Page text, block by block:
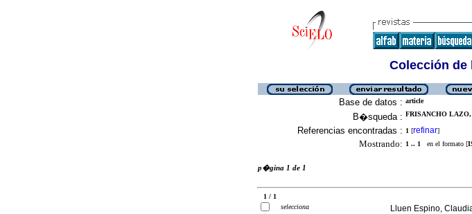
Colección de
Base de datos : article
B�squeda : FRISANCHO
Referencias encontradas : 1 [refinar]
Mostrando: 1 .. 1 en el formato [
p�gina 1 de 1
1 / 1
selecciona
Lluen Espino,